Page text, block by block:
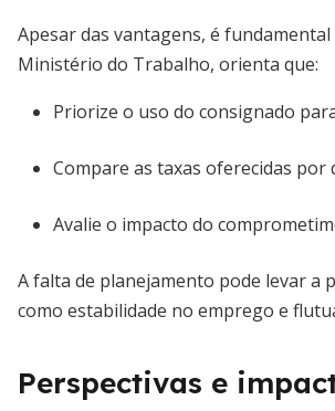
Apesar das vantagens, é
Ministério do Trabalho, orienta que:
Priorize o uso do consignado
Compare as taxas oferecidas
Avalie o impacto do
A falta de planejamento pode levar
como estabilidade no emprego e
Perspectivas e